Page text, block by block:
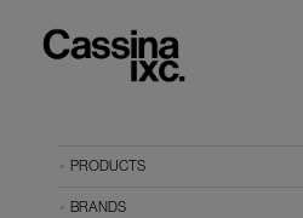
PRODUCTS
BRANDS